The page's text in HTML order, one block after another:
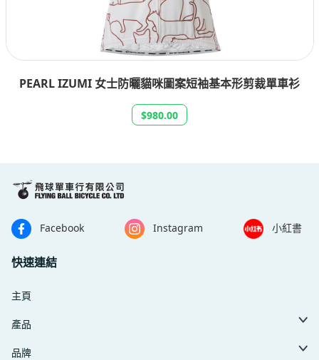
PEARL IZUMI 女士防曬貓咪圖案短袖基本形剪裁單車衫
$980.00
Facebook Instagram 小紅書
快速連結
主頁
產品
品牌